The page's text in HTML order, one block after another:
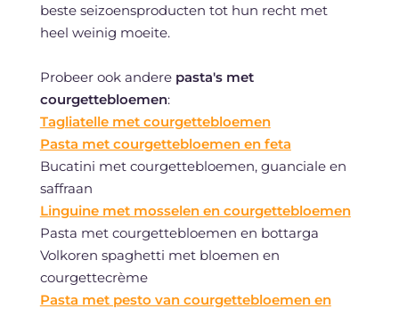
beste seizoensproducten tot hun recht met
heel weinig moeite.
Probeer ook andere pasta's met
courgettebloemen:
Tagliatelle met courgettebloemen
Pasta met courgettebloemen en feta
Bucatini met courgettebloemen, guanciale en
saffraan
Linguine met mosselen en courgettebloemen
Pasta met courgettebloemen en bottarga
Volkoren spaghetti met bloemen en
courgettecrème
Pasta met pesto van courgettebloemen en